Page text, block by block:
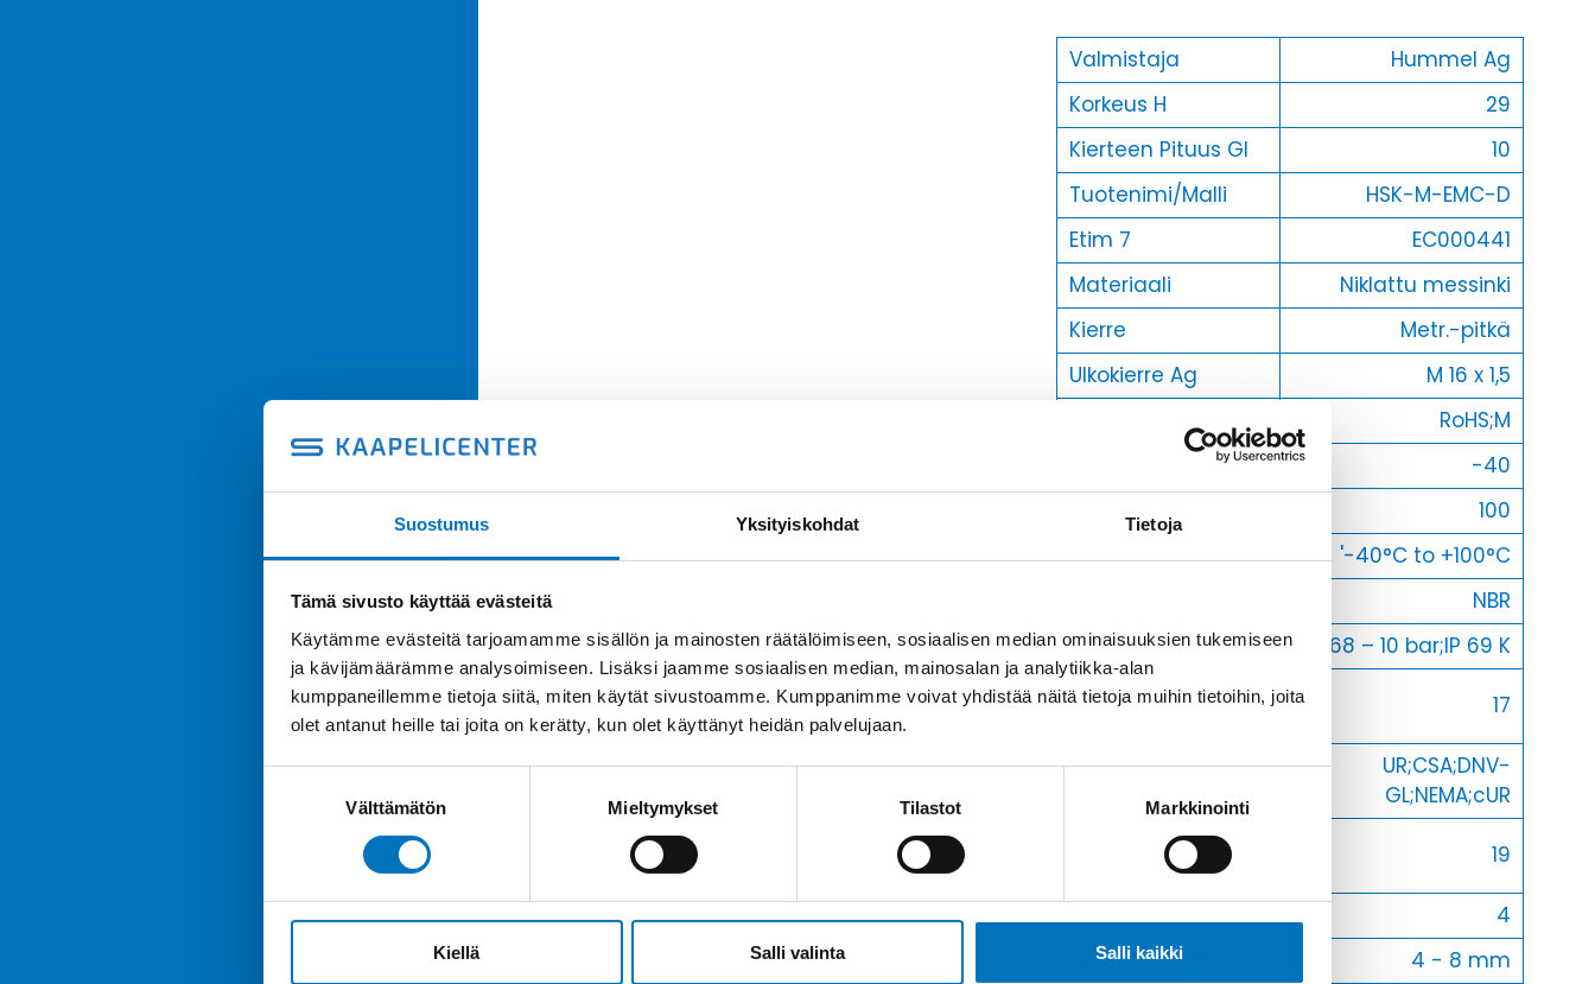
Suostumus Yksityiskohdat Tietoja
Tämä sivusto käyttää evästeitä
Käytämme evästeitä tarjoamamme sisällön ja mainosten räätälöimiseen, sosiaalisen median ominaisuuksien tukemiseen
ja kävijämäärämme analysoimiseen. Lisäksi jaamme sosiaalisen median, mainosalan ja analytiikka-alan
kumppaneillemme tietoja siitä, miten käytät sivustoamme. Kumppanimme voivat yhdistää näitä tietoja muihin tietoihin, joita
olet antanut heille tai joita on kerätty, kun olet käyttänyt heidän palvelujaan.
Välttämätön Mieltymykset Tilastot Markkinointi
Kiellä Salli valinta Salli kaikki
Valmistaja
Hummel Ag
Korkeus H
29
Kierteen Pituus Gl
10
Tuotenimi/Malli
HSK-M-EMC-D
Etim 7
EC000441
Materiaali
Niklattu messinki
Kierre
Metr.-pitkä
Ulkokierre Ag
M 16 x 1,5
RoHS;M
-40
Max [C]
100
Käyttölämpötila
'-40°C to +100°C
NBR
Kotelointiluokka
IP 68 – 10 bar;IP 69 K
Avaimenkuva 1
17
UR;CSA;DNV-
GL;NEMA;cUR
Avaimenkuva 2
19
Halkasija Min.[Mm]
4
Kaapelille Mm
4 - 8 mm